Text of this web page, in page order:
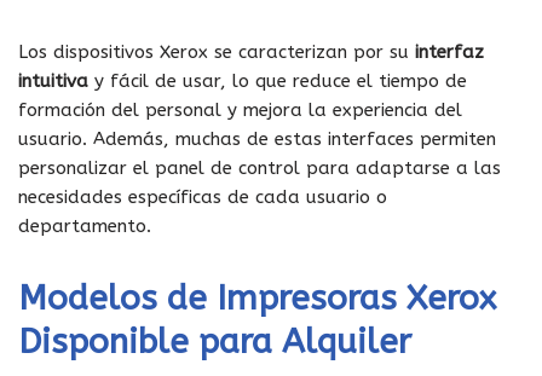
Los dispositivos Xerox se caracterizan por su interfaz
intuitiva y fácil de usar, lo que reduce el tiempo de
formación del personal y mejora la experiencia del
usuario. Además, muchas de estas interfaces permiten
personalizar el panel de control para adaptarse a las
necesidades específicas de cada usuario o
departamento.
Modelos de Impresoras Xerox
Disponible para Alquiler